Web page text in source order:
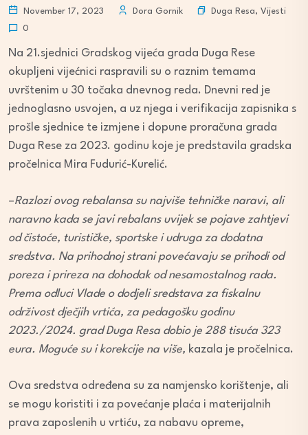
November 17, 2023 Dora Gornik Duga Resa, Vijesti
0
Na 21.sjednici Gradskog vijeća grada Duga Rese
okupljeni vijećnici raspravili su o raznim temama
uvrštenim u 30 točaka dnevnog reda. Dnevni red je
jednoglasno usvojen, a uz njega i verifikacija zapisnika s
prošle sjednice te izmjene i dopune proračuna grada
Duga Rese za 2023. godinu koje je predstavila gradska
pročelnica Mira Fudurić-Kurelić.
–Razlozi ovog rebalansa su najviše tehničke naravi, ali
naravno kada se javi rebalans uvijek se pojave zahtjevi
od čistoće, turističke, sportske i udruga za dodatna
sredstva. Na prihodnoj strani povećavaju se prihodi od
poreza i prireza na dohodak od nesamostalnog rada.
Prema odluci Vlade o dodjeli sredstava za fiskalnu
održivost dječjih vrtića, za pedagošku godinu
2023./2024. grad Duga Resa dobio je 288 tisuća 323
eura. Moguće su i korekcije na više, kazala je pročelnica.
Ova sredstva određena su za namjensko korištenje, ali
se mogu koristiti i za povećanje plaća i materijalnih
prava zaposlenih u vrtiću, za nabavu opreme,